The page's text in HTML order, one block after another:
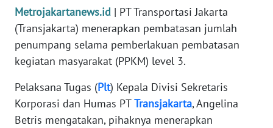
Metrojakartanews.id | PT Transportasi Jakarta
(Transjakarta) menerapkan pembatasan jumlah
penumpang selama pemberlakuan pembatasan
kegiatan masyarakat (PPKM) level 3.
Pelaksana Tugas (Plt) Kepala Divisi Sekretaris
Korporasi dan Humas PTTransjakarta, Angelina
Betris mengatakan, pihaknya menerapkan
PEDOMAN
SIBER
REDAKSI
KARIR